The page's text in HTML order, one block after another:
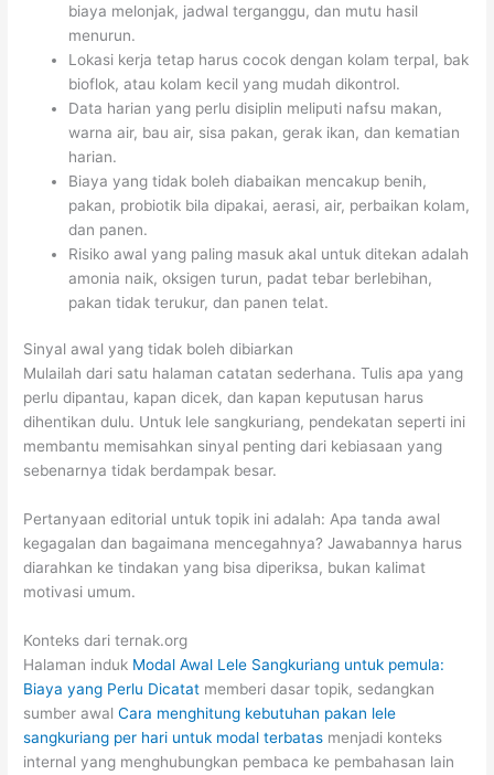
biaya melonjak, jadwal terganggu, dan mutu hasil
menurun.
Lokasi kerja tetap harus cocok dengan kolam terpal, bak
bioflok, atau kolam kecil yang mudah dikontrol.
Data harian yang perlu disiplin meliputi nafsu makan,
warna air, bau air, sisa pakan, gerak ikan, dan kematian
harian.
Biaya yang tidak boleh diabaikan mencakup benih,
pakan, probiotik bila dipakai, aerasi, air, perbaikan kolam,
dan panen.
Risiko awal yang paling masuk akal untuk ditekan adalah
amonia naik, oksigen turun, padat tebar berlebihan,
pakan tidak terukur, dan panen telat.
Sinyal awal yang tidak boleh dibiarkan
Mulailah dari satu halaman catatan sederhana. Tulis apa yang
perlu dipantau, kapan dicek, dan kapan keputusan harus
dihentikan dulu. Untuk lele sangkuriang, pendekatan seperti ini
membantu memisahkan sinyal penting dari kebiasaan yang
sebenarnya tidak berdampak besar.
Pertanyaan editorial untuk topik ini adalah: Apa tanda awal
kegagalan dan bagaimana mencegahnya? Jawabannya harus
diarahkan ke tindakan yang bisa diperiksa, bukan kalimat
motivasi umum.
Konteks dari ternak.org
Halaman induk Modal Awal Lele Sangkuriang untuk pemula:
Biaya yang Perlu Dicatat memberi dasar topik, sedangkan
sumber awalCara menghitung kebutuhan pakan lele
sangkuriang per hari untuk modal terbatas menjadi konteks
internal yang menghubungkan pembaca ke pembahasan lain